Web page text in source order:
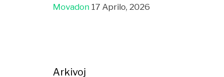
Movadon 17 Aprilo, 2026
Arkivoj